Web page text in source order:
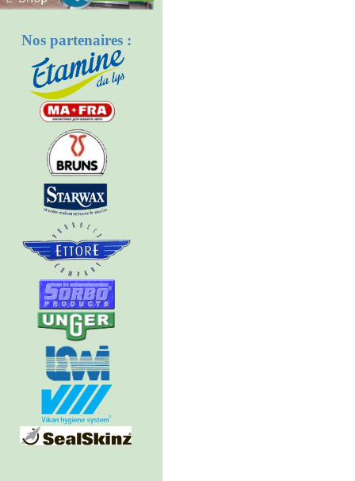
Nos partenaires :